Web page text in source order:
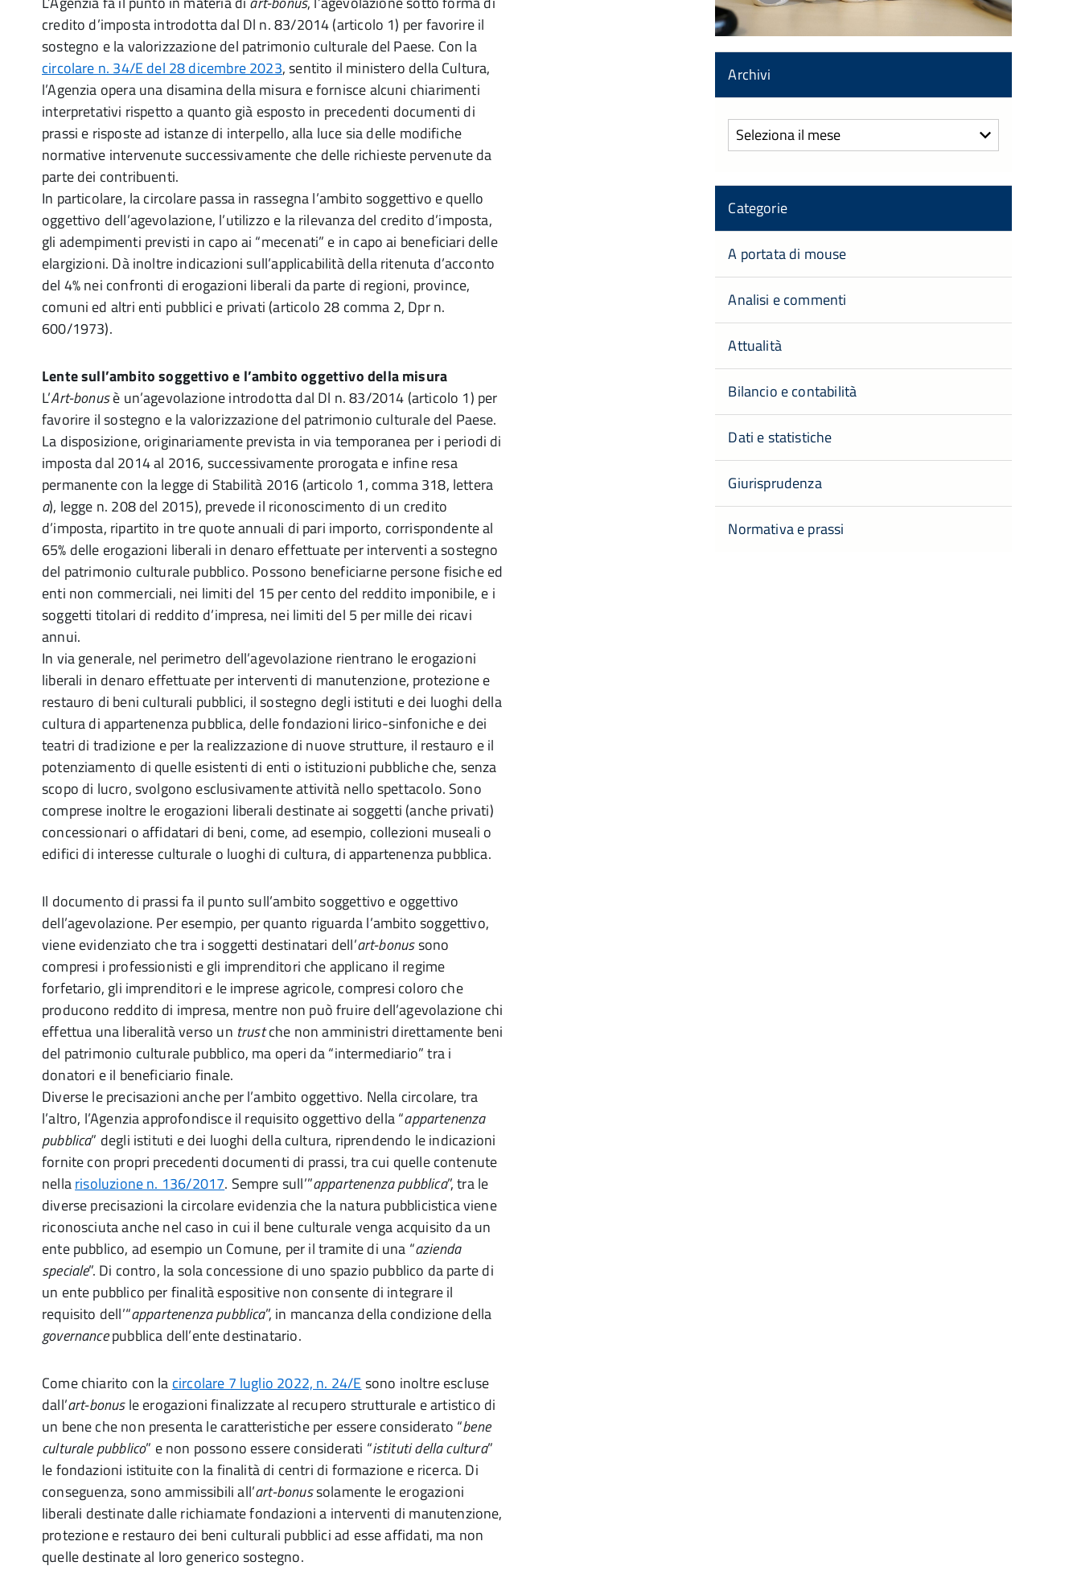
credito d’imposta introdotta dal Dl n. 83/2014 (articolo 1) per favorire il
sostegno e la valorizzazione del patrimonio culturale del Paese. Con la
circolare n. 34/E del 28 dicembre 2023, sentito il ministero della Cultura,
l’Agenzia opera una disamina della misura e fornisce alcuni chiarimenti
interpretativi rispetto a quanto già esposto in precedenti documenti di
prassi e risposte ad istanze di interpello, alla luce sia delle modifiche
normative intervenute successivamente che delle richieste pervenute da
parte dei contribuenti.
In particolare, la circolare passa in rassegna l’ambito soggettivo e quello
oggettivo dell’agevolazione, l’utilizzo e la rilevanza del credito d’imposta,
gli adempimenti previsti in capo ai “mecenati” e in capo ai beneficiari delle
elargizioni. Dà inoltre indicazioni sull’applicabilità della ritenuta d’acconto
del 4% nei confronti di erogazioni liberali da parte di regioni, province,
comuni ed altri enti pubblici e privati (articolo 28 comma 2, Dpr n.
600/1973).
Lente sull’ambito soggettivo e l’ambito oggettivo della misura
L’Art-bonusè un’agevolazione introdotta dal Dl n. 83/2014 (articolo 1) per
favorire il sostegno e la valorizzazione del patrimonio culturale del Paese.
La disposizione, originariamente prevista in via temporanea per i periodi di
imposta dal 2014 al 2016, successivamente prorogata e infine resa
permanente con la legge di Stabilità 2016 (articolo 1, comma 318, lettera
a), legge n. 208 del 2015), prevede il riconoscimento di un credito
d’imposta, ripartito in tre quote annuali di pari importo, corrispondente al
65% delle erogazioni liberali in denaro effettuate per interventi a sostegno
del patrimonio culturale pubblico. Possono beneficiarne persone fisiche ed
enti non commerciali, nei limiti del 15 per cento del reddito imponibile, e i
soggetti titolari di reddito d’impresa, nei limiti del 5 per mille dei ricavi
annui.
In via generale, nel perimetro dell’agevolazione rientrano le erogazioni
liberali in denaro effettuate per interventi di manutenzione, protezione e
restauro di beni culturali pubblici, il sostegno degli istituti e dei luoghi della
cultura di appartenenza pubblica, delle fondazioni lirico-sinfoniche e dei
teatri di tradizione e per la realizzazione di nuove strutture, il restauro e il
potenziamento di quelle esistenti di enti o istituzioni pubbliche che, senza
scopo di lucro, svolgono esclusivamente attività nello spettacolo. Sono
comprese inoltre le erogazioni liberali destinate ai soggetti (anche privati)
concessionari o affidatari di beni, come, ad esempio, collezioni museali o
edifici di interesse culturale o luoghi di cultura, di appartenenza pubblica.
Il documento di prassi fa il punto sull’ambito soggettivo e oggettivo
dell’agevolazione. Per esempio, per quanto riguarda l’ambito soggettivo,
viene evidenziato che tra i soggetti destinatari dell’art-bonussono
compresi i professionisti e gli imprenditori che applicano il regime
forfetario, gli imprenditori e le imprese agricole, compresi coloro che
producono reddito di impresa, mentre non può fruire dell’agevolazione chi
effettua una liberalità verso un trustche non amministri direttamente beni
del patrimonio culturale pubblico, ma operi da “intermediario” tra i
donatori e il beneficiario finale.
Diverse le precisazioni anche per l’ambito oggettivo. Nella circolare, tra
l’altro, l’Agenzia approfondisce il requisito oggettivo della “appartenenza
pubblica” degli istituti e dei luoghi della cultura, riprendendo le indicazioni
fornite con propri precedenti documenti di prassi, tra cui quelle contenute
nellarisoluzione n. 136/2017. Sempre sull’”appartenenza pubblica”, tra le
diverse precisazioni la circolare evidenzia che la natura pubblicistica viene
riconosciuta anche nel caso in cui il bene culturale venga acquisito da un
ente pubblico, ad esempio un Comune, per il tramite di una “azienda
speciale”. Di contro, la sola concessione di uno spazio pubblico da parte di
un ente pubblico per finalità espositive non consente di integrare il
requisito dell’“appartenenza pubblica”, in mancanza della condizione della
governancepubblica dell’ente destinatario.
Come chiarito con la circolare 7 luglio 2022, n. 24/Esono inoltre escluse
dall’art-bonusle erogazioni finalizzate al recupero strutturale e artistico di
un bene che non presenta le caratteristiche per essere considerato “bene
culturale pubblico” e non possono essere considerati “istituti della cultura”
le fondazioni istituite con la finalità di centri di formazione e ricerca. Di
conseguenza, sono ammissibili all’art-bonussolamente le erogazioni
liberali destinate dalle richiamate fondazioni a interventi di manutenzione,
protezione e restauro dei beni culturali pubblici ad esse affidati, ma non
quelle destinate al loro generico sostegno.
Archivi
Archivi
Categorie
A portata di mouse
Analisi e commenti
Attualità
Bilancio e contabilità
Dati e statistiche
Giurisprudenza
Normativa e prassi